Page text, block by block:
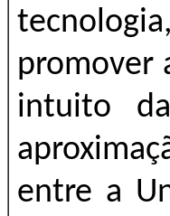
promover
intuito
entre a